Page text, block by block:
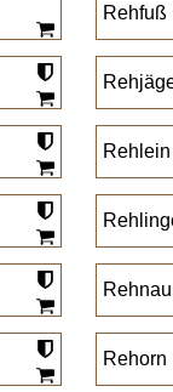
Rehfuß
Rehlein
Rehnau
Rehorn